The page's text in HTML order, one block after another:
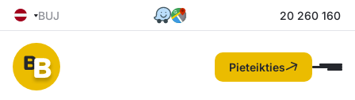
BUJ 20 260 160
Pieteikties